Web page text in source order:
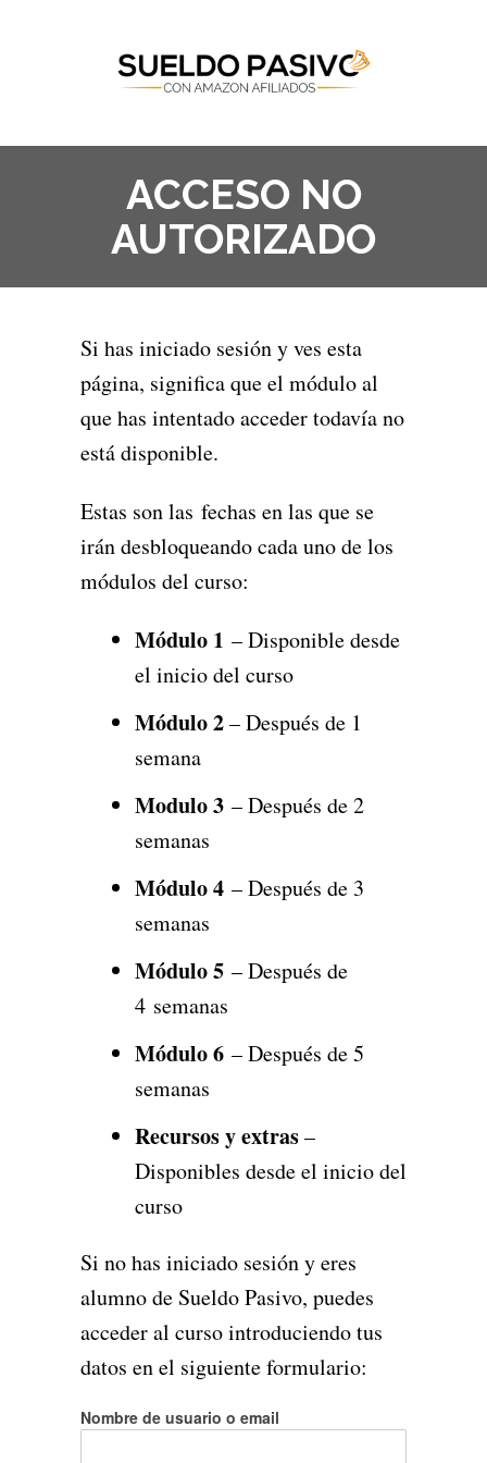
ACCESO NO
AUTORIZADO
Si has iniciado sesión y ves esta
página, significa que el módulo al
que has intentado acceder todavía no
está disponible.
Estas son las fechas en las que se
irán desbloqueando cada uno de los
módulos del curso:
Módulo 1 – Disponible desde
el inicio del curso
Módulo 2– Después de 1
semana
Modulo 3 – Después de 2
semanas
Módulo 4 – Después de 3
semanas
Módulo 5 – Después de
4 semanas
Módulo 6 – Después de 5
semanas
Recursos y extras–
Disponibles desde el inicio del
curso
Si no has iniciado sesión y eres
alumno de Sueldo Pasivo, puedes
acceder al curso introduciendo tus
datos en el siguiente formulario:
Nombre de usuario o email